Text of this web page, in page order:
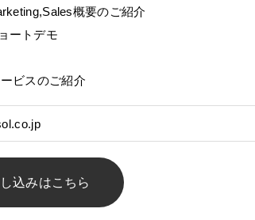
概要のご紹介
ートデモ
ビスのご紹介
込みはこちら